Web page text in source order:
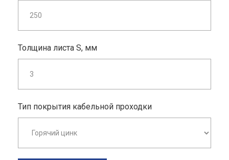
Толщина листа S, мм
Тип покрытия кабельной проходки